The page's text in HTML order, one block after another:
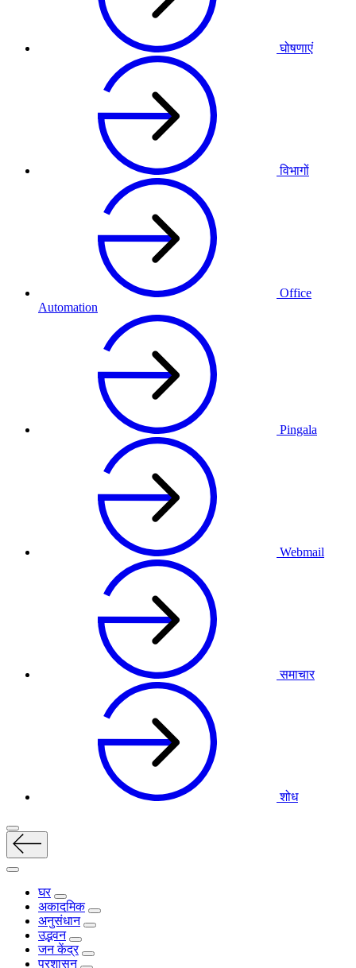
घोषणाएं
विभागों
Office
Automation
Pingala
Webmail
समाचार
शोध
घर
अकादमिक
अनुसंधान
उद्भवन
जन केंद्र
प्रशासन